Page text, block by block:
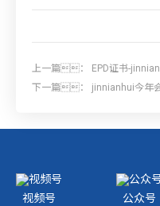
上一篇： EPD证书-
下一篇： jinnianhui今年
视频号 公众号